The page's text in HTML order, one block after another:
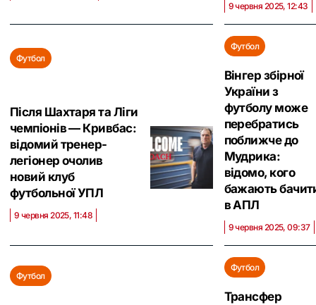
9 червня 2025, 12:43
Футбол
Після Шахтаря та Ліги
чемпіонів — Кривбас:
відомий тренер-
легіонер очолив
новий клуб
футбольної УПЛ
9 червня 2025, 11:48
Футбол
Вінгер збірної
України з
футболу може
перебратись
поближче до
Мудрика:
відомо, кого
бажають
в АПЛ
9 червня 2025, 09:37
Футбол
Футбол
Трансфер